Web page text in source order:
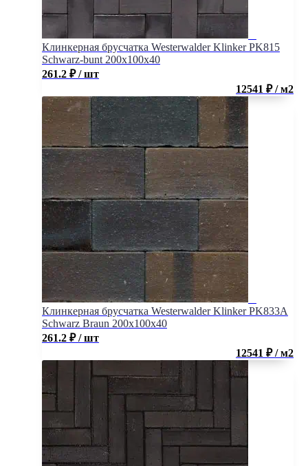
Клинкерная брусчатка Westerwalder Klinker PK815
Schwarz-bunt 200x100x40
261.2 ₽ / шт
12541 ₽ / м2
Клинкерная брусчатка Westerwalder Klinker PK833A
Schwarz Braun 200x100x40
261.2 ₽ / шт
12541 ₽ / м2